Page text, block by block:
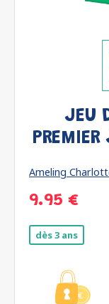
JEU
Ameling
9.95 €
dès 3 ans